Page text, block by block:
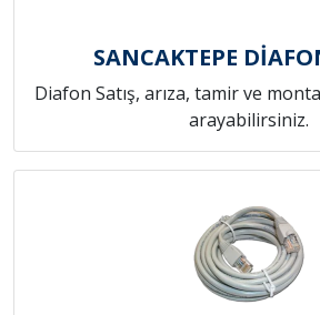
SANCAKTEPE
Diafon Satış, arıza, tamir ve
arayabilirsiniz.